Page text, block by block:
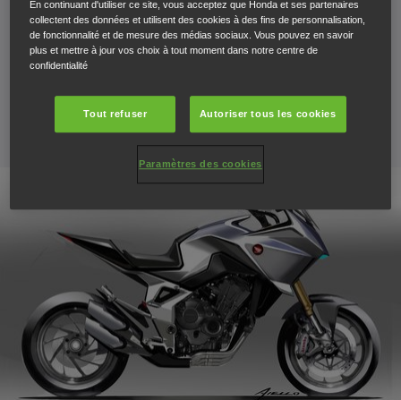
européen de Honda basé à Rome (Italie) profite de
l’espace “Design Studio » aménagé sur le stand de la
marque à l’EICMA pour présenter sa toute nouvelle
6 novembre 2019
En continuant d'utiliser ce site, vous acceptez que Honda et ses partenaires
collectent des données et utilisent des cookies à des fins de personnalisation,
de fonctionnalité et de mesure des médias sociaux. Vous pouvez en savoir
plus et mettre à jour vos choix à tout moment dans notre centre de
confidentialité
Tout refuser Autoriser tous les cookies
Paramètres des cookies